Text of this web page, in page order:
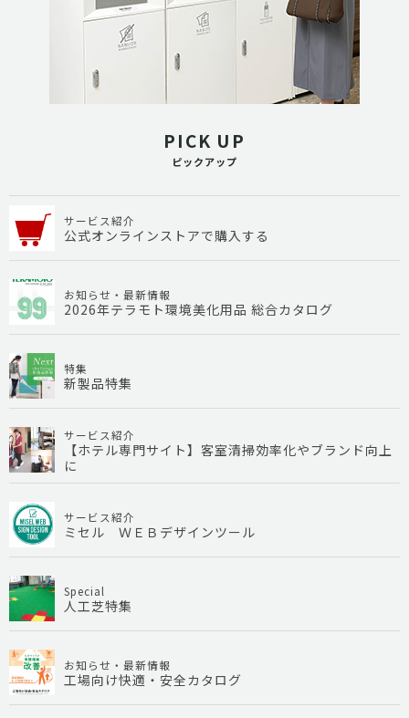
PICK UP
ピックアップ
サービス紹介
公式オンラインストアで購入する
お知らせ・最新情報
2026年テラモト環境美化用品 総合カタログ
特集
新製品特集
サービス紹介
【ホテル専門サイト】客室清掃効率化やブランド向上
に
サービス紹介
ミセル ＷＥＢデザインツール
Special
人工芝特集
お知らせ・最新情報
工場向け快適・安全カタログ